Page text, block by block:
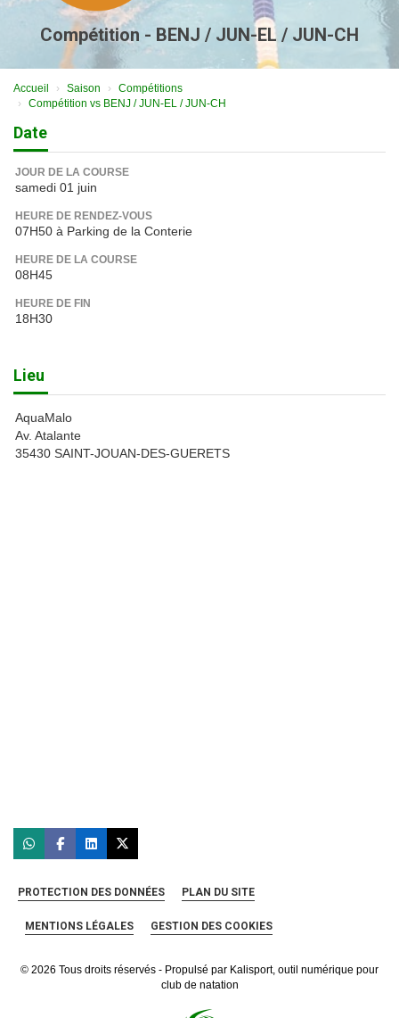
Compétition - BENJ / JUN-EL / JUN-CH
Accueil Saison
Compétitions
Compétition vs BENJ / JUN-EL / JUN-CH
Date
JOUR DE LA COURSE
samedi 01 juin
HEURE DE RENDEZ-VOUS
07H50 à Parking de la Conterie
HEURE DE LA COURSE
08H45
HEURE DE FIN
18H30
Lieu
AquaMalo
Av. Atalante
35430 SAINT-JOUAN-DES-GUERETS
PROTECTION DES DONNÉES PLAN DU SITE
MENTIONS LÉGALES GESTION DES COOKIES
© 2026 Tous droits réservés - Propulsé par Kalisport, outil numérique pour
club de natation